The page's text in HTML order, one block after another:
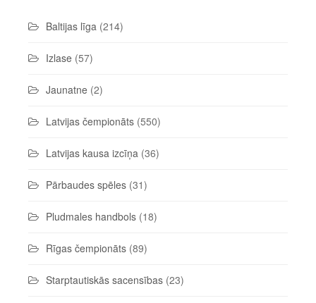
Baltijas līga (214)
Izlase (57)
Jaunatne (2)
Latvijas čempionāts (550)
Latvijas kausa izcīņa (36)
Pārbaudes spēles (31)
Pludmales handbols (18)
Rīgas čempionāts (89)
Starptautiskās sacensības (23)